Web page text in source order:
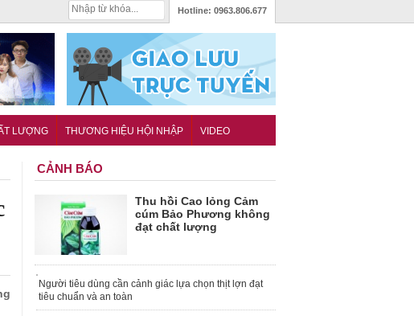
Hotline: 0963.806.677
LƯỢNG THƯƠNG HIỆU HỘI NHẬP VIDEO
CẢNH BÁO
Thu hồi Cao lỏng Cảm
cúm Bảo Phương không
đạt chất lượng
Người tiêu dùng cần cảnh giác lựa chọn thịt lợn đạt
tiêu chuẩn và an toàn